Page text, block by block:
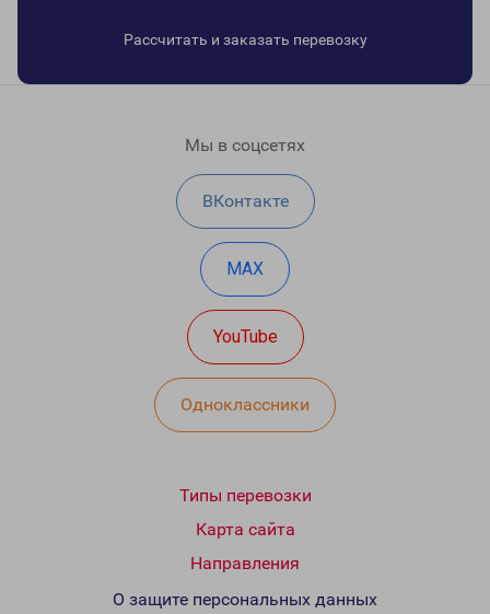
Рассчитать и заказать перевозку
Мы в соцсетях
ВКонтакте
MAX
YouTube
Одноклассники
Типы перевозки
Карта сайта
Направления
О защите персональных данных